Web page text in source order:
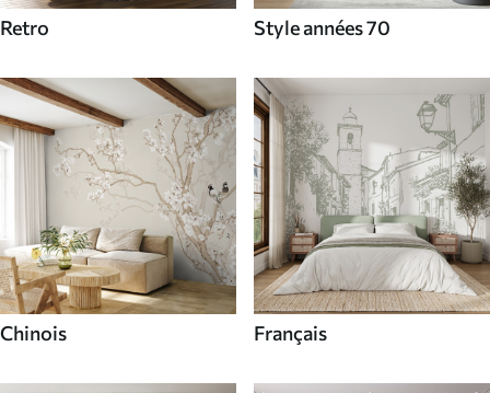
Retro Style années 70
Chinois Français